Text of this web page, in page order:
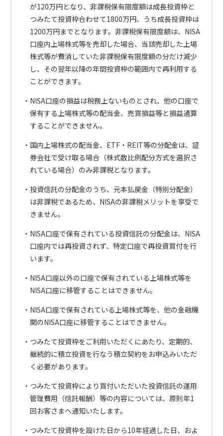
が120万円となり、非課税保有限度額は成長投資枠と
つみたて投資枠合わせて1800万円、うち成長投資枠は
1200万円までとなります。非課税保有限度額は、NISA
口座内上場株式等を売却した場合、当該売却した上場
株式等が費消していた非課税保有限度額の分だけ減少
し、その翌年以降の年間投資枠の範囲内で再利用する
ことができます。
NISA口座の損益は税務上ないものとされ、他の口座で
保有する上場株式等の配当金、売買損益等と損益通算
することができません。
国内上場株式の配当金、ETF・REIT等の分配金は、証
券会社で受け取る場合（株式数比例配分方式を選択さ
れている場合）のみ非課税となります。
投資信託の分配金のうち、元本払戻金（特別分配金）
は非課税であるため、NISAの非課税メリットを享受で
きません。
NISA口座で保有されている投資信託の分配金は、NISA
口座内では再投資されず、特定口座で再投資買付を行
います。
NISA口座以外の口座で保有されている上場株式等を
NISA口座に移管することはできません。
NISA口座で保有されている上場株式等を、他の金融機
関のNISA口座に移管することはできません。
つみたて投資枠をご利用いただくにあたり、定期的、
継続的に積立投資を行なう積立契約をお申込みいただ
く必要があります。
つみたて投資枠により買付いただいた投資信託の運用
管理費用（信託報酬）等の内容については、原則年1
回お客さまへ通知いたします。
つみたて投資枠を設けた日から10年経過した日、およ